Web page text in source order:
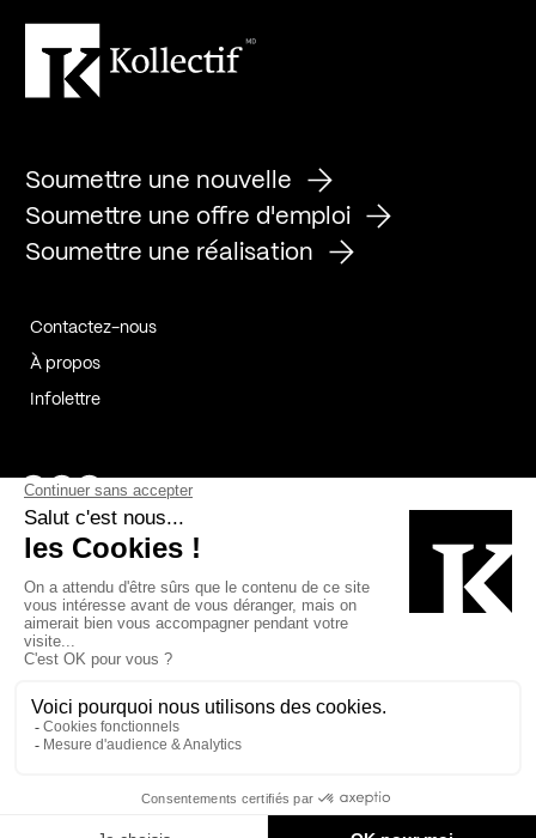
Soumettre une nouvelle
Soumettre une offre d'emploi
Soumettre une réalisation
Contactez-nous
À propos
Infolettre
Page Facebook de Kollectif
Page Instagram de Kollectif
Page Linkedin de Kollectif
Bâtiment-Durable-Québec-1
Esquisses-1
MP-1 v2com-1
Cookies